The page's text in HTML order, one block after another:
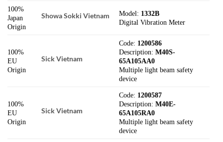
100%
Japan
Origin
Showa Sokki Vietnam Model: 1332B
Digital Vibration Meter
100%
EU
Origin
Sick Vietnam
Code: 1200586
Description:M40S-
65A105AA0
Multiple light beam safety
device
100%
EU
Origin
Sick Vietnam
Code: 1200587
Description:M40E-
65A105RA0
Multiple light beam safety
device